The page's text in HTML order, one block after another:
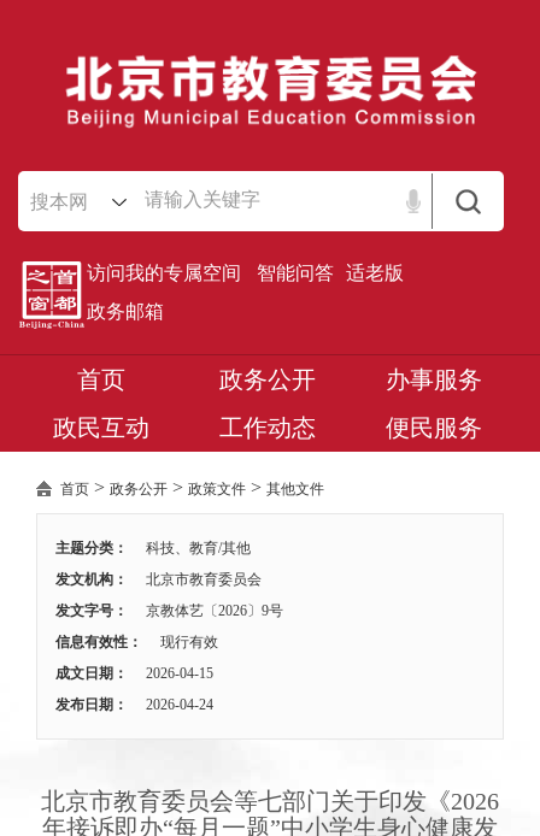
搜本网
访问我的专属空间 智能问答 适老版
政务邮箱
首页 政务公开
办事服务
政民互动
工作动态 便民服务
首页 > 政务公开 > 政策文件 > 其他文件
主题分类：
科技、教育/其他
发文机构：
北京市教育委员会
发文字号：
京教体艺〔2026〕9号
信息有效性：
现行有效
成文日期：
2026-04-15
发布日期：
2026-04-24
北京市教育委员会等七部门关于印发《2026
年接诉即办“每月一题”中小学生身心健康发